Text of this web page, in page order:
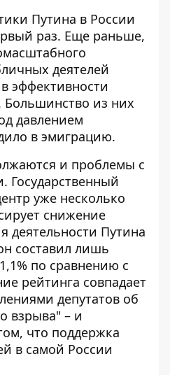
Путина в России
раз. Еще раньше,
деятелей
эффективности
из них
давлением
в эмиграцию.
и проблемы с
Государственный
уже несколько
снижение
деятельности Путина
составил лишь
по сравнению с
рейтинга совпадает
депутатов об
взрыва" – и
что поддержка
в самой России